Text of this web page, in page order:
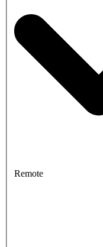
Remote